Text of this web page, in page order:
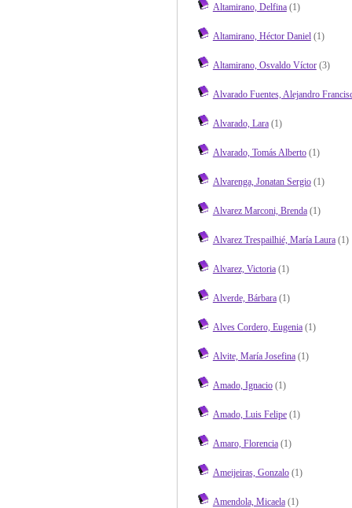
Altamirano, Delfina(1)
Altamirano, Héctor Daniel(1)
Altamirano, Osvaldo Víctor(3)
Alvarado Fuentes, Alejandro
Alvarado, Lara(1)
Alvarado, Tomás Alberto(1)
Alvarenga, Jonatan Sergio(1)
Alvarez Marconi, Brenda(1)
Alvarez Trespailhié, María Laura(1)
Alvarez, Victoria(1)
Alverde, Bárbara(1)
Alves Cordero, Eugenia(1)
Alvite, María Josefina(1)
Amado, Ignacio(1)
Amado, Luis Felipe(1)
Amaro, Florencia(1)
Ameijeiras, Gonzalo(1)
Amendola, Micaela(1)